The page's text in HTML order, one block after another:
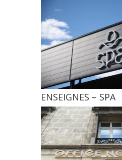
ENSEIGNES – SPA